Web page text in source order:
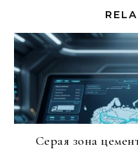
Серая зона